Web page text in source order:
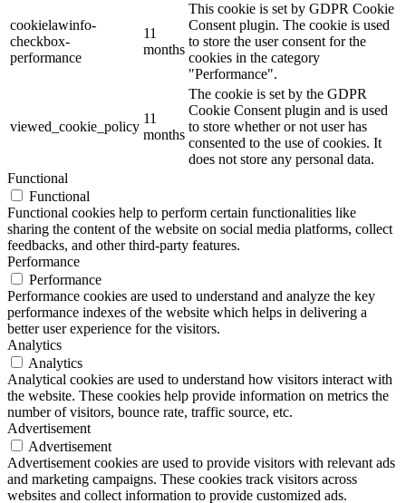
cookielawinfo-
checkbox-
performance
11
months
This cookie is set by GDPR Cookie
Consent plugin. The cookie is used
to store the user consent for the
cookies in the category
"Performance".
viewed_cookie_policy
11
months
The cookie is set by the GDPR
Cookie Consent plugin and is used
to store whether or not user has
consented to the use of cookies. It
does not store any personal data.
Functional
Functional
Functional cookies help to perform certain functionalities like
sharing the content of the website on social media platforms, collect
feedbacks, and other third-party features.
Performance
Performance
Performance cookies are used to understand and analyze the key
performance indexes of the website which helps in delivering a
better user experience for the visitors.
Analytics
Analytics
Analytical cookies are used to understand how visitors interact with
the website. These cookies help provide information on metrics the
number of visitors, bounce rate, traffic source, etc.
Advertisement
Advertisement
Advertisement cookies are used to provide visitors with relevant ads
and marketing campaigns. These cookies track visitors across
websites and collect information to provide customized ads.